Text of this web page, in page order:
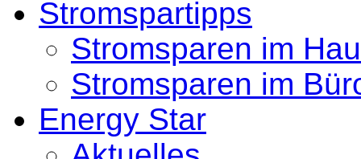
Stromspartipps
Stromsparen im
Stromsparen im
Energy Star